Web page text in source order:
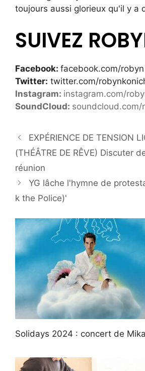
toujours aussi glorieux qu'il y a
SUIVEZ
Facebook: facebook.com/robyn
Twitter: twitter.com/
Instagram: instagram.com/
SoundCloud: soundcloud.com/
EXPÉRIENCE DE TENSION
(THÉÂTRE DE RÊVE) Discuter
réunion
YG lâche l'hymne de
k the Police)'
Solidays 2024 : concert de Mika